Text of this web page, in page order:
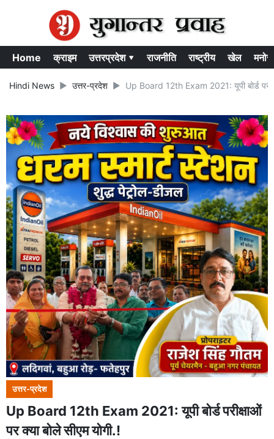
Home क्राइम उत्तरप्रदेश ▾ राजनीति राष्ट्रीय खेल
Hindi News उत्तर-प्रदेश Up Board 12th Exam 2021: यूपी बोर्ड
उत्तर-प्रदेश
Up Board 12th Exam 2021: यूपी बोर्ड परीक्षाओं
पर क्या बोले सीएम योगी.!